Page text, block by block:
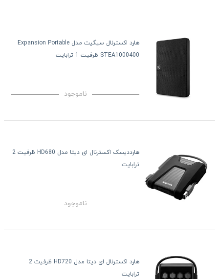
هارد اکسترنال سیگیت مدل Expansion Portable
STEA1000400 ظرفیت 1 ترابایت
ناموجود
هارددیسک اکسترنال ای دیتا مدل HD680 ظرفیت 2
ترابایت
ناموجود
هارد اکسترنال ای دیتا مدل HD720 ظرفیت 2
ترابایت